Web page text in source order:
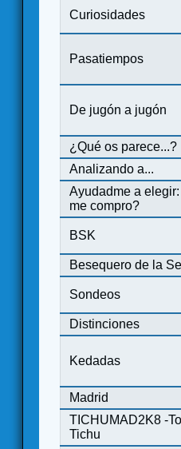
Curiosidades
Pasatiempos
De jugón a jugón
¿Qué os parece...?
Analizando a...
Ayudadme a
me compro?
BSK
Besequero de la
Sondeos
Distinciones
Kedadas
Madrid
TICHUMAD2K8 -
Tichu